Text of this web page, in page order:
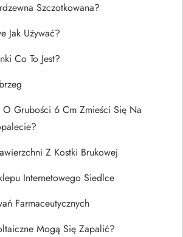
Szczotkowana?
Jak Używać?
Co To Jest?
O Grubości 6 Cm Zmieści Się Na
Z Kostki Brukowej
Internetowego Siedlce
Farmaceutycznych
Mogą Się Zapalić?